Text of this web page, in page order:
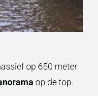
op 650 meter
op de top.